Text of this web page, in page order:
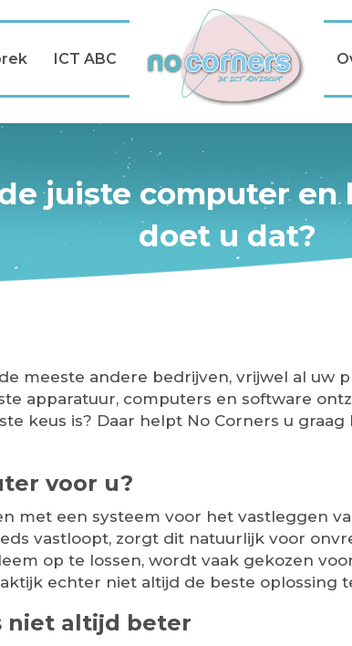
ICT ABC
juiste computer en
doet u dat?
meeste andere bedrijven, vrijwel al uw
apparatuur, computers en software
keus is? Daar helpt No Corners u
voor u?
met een systeem voor het vastleggen
vastloopt, zorgt dit natuurlijk voor
op te lossen, wordt vaak gekozen
echter niet altijd de beste oplossing
niet altijd beter